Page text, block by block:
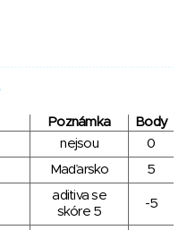
Poznámka
Body
nejsou
0
Maďarsko 5
aditiva se
skóre 5
-5